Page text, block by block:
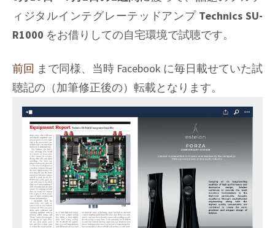
ィジタルインテグレーテッドアンプ Technics SU-
R1000 をお借りしての自宅環境で試聴です。
前回 まで同様、当時 Facebook に毎日載せていた試
聴記の（加筆修正後の）転載となります。